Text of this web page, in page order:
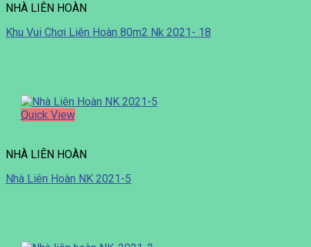
NHÀ LIÊN HOÀN
Khu Vui Chơi Liên Hoàn 80m2 Nk 2021- 18
Quick View
NHÀ LIÊN HOÀN
Nhà Liên Hoàn NK 2021-5